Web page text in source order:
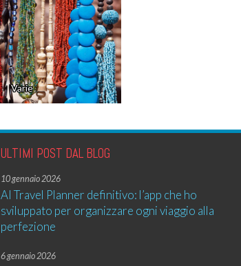
Varie
ULTIMI POST DAL BLOG
10 gennaio 2026
AI Travel Planner definitivo: l’app che ho
sviluppato per organizzare ogni viaggio alla
perfezione
6 gennaio 2026